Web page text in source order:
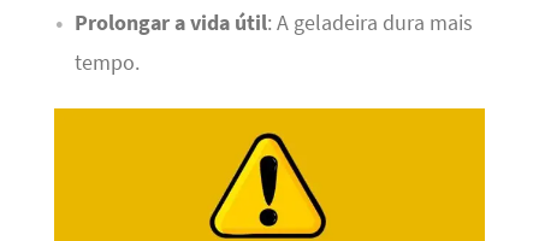
Prolongar a vida útil: A geladeira dura mais
tempo.